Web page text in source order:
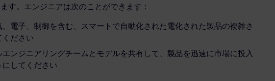
す。エンジニアは次のことができます：
電子、制御を含む、スマートで自動化された電化された製品の複雑さ
ください
エンジニアリングチームとモデルを共有して、製品を迅速に市場に投入
にしてください